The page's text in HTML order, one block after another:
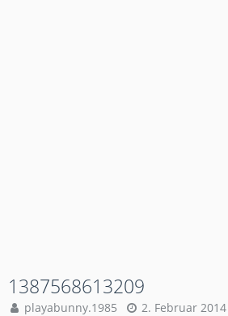
1387568613209
playabunny.1985 2. Februar 2014